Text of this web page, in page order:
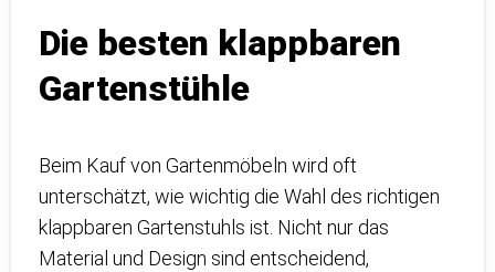
Die besten klappbaren
Gartenstühle
Beim Kauf von Gartenmöbeln wird oft
unterschätzt, wie wichtig die Wahl des richtigen
klappbaren Gartenstuhls ist. Nicht nur das
Material und Design sind entscheidend,